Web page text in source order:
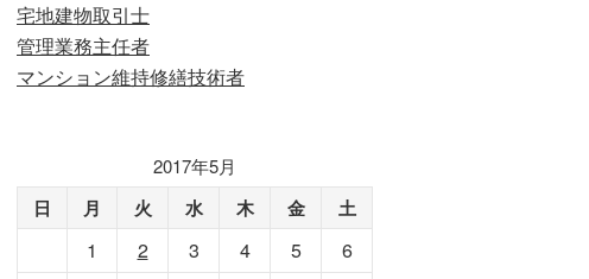
宅地建物取引士
管理業務主任者
マンション維持修繕技術者
2017年5月
日 月 火 水 木 金 土
1 2 3 4 5
6